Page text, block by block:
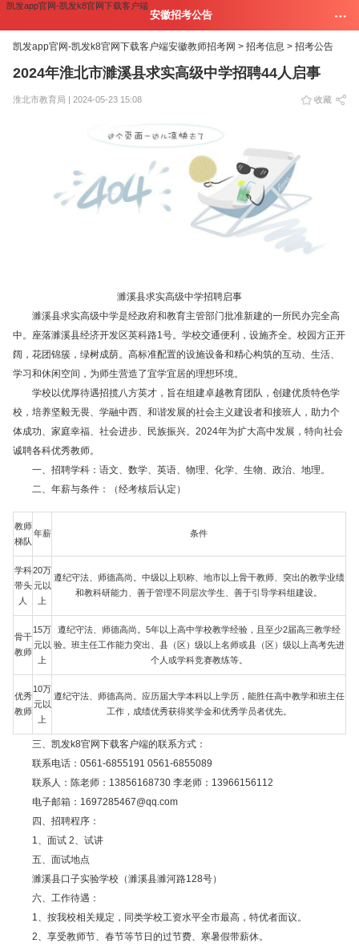
凯发app官网-凯发k8官网下载客户端
安徽招考公告
凯发app官网-凯发k8官网下载客户端安徽教师招考网 > 招考信息 > 招考公告
2024年淮北市濉溪县求实高级中学招聘44人启事
淮北市教育局 | 2024-05-23 15:08 收藏
濉溪县求实高级中学招聘启事
濉溪县求实高级中学是经政府和教育主管部门批准新建的一所民办完全高
中。座落濉溪县经济开发区英科路1号。学校交通便利，设施齐全。校园方正开
阔，花团锦簇，绿树成荫。高标准配置的设施设备和精心构筑的互动、生活、
学习和休闲空间，为师生营造了宜学宜居的理想环境。
学校以优厚待遇招揽八方英才，旨在组建卓越教育团队，创建优质特色学
校，培养坚毅无畏、学融中西、和谐发展的社会主义建设者和接班人，助力个
体成功、家庭幸福、社会进步、民族振兴。2024年为扩大高中发展，特向社会
诚聘各科优秀教师。
一、 招聘学科 ：语文、数学、英语、物理、化学、生物、政治、地理。
二、年薪与条件：（经考核后认定）
教师
梯队
年薪 条件
学科
带头
人
20万
元以
上
遵纪守法、师德高尚。中级以上职称、地市以上骨干教师、突出的教学业绩
和教科研能力、善于管理不同层次学生、善于引导学科组建设。
骨干
教师
15万
元以
上
遵纪守法、师德高尚。5年以上高中学校教学经验，且至少2届高三教学经
验。班主任工作能力突出、县（区）级以上名师或县（区）级以上高考先进
个人或学科竞赛教练等。
优秀
教师
10万
元以
上
遵纪守法、师德高尚。应历届大学本科以上学历，能胜任高中教学和班主任
工作，成绩优秀获得奖学金和优秀学员者优先。
三、凯发k8官网下载客户端的联系方式：
联系电话：0561-6855191 0561-6855089
联系人：陈老师：13856168730 李老师：13966156112
电子邮箱： 1697285467@qq.com
四、 招聘程序：
1、面试 2、试讲
五、 面试地点
濉溪县口子实验学校（濉溪县濉河路128号）
六、工作待遇：
1、按我校相关规定，同类学校工资水平全市最高，特优者面议。
2、享受教师节、春节等节日的过节费、寒暑假带薪休。